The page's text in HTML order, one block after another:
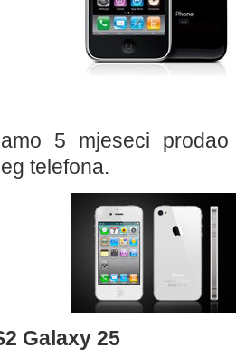
5 mjeseci prodao
telefona.
Galaxy 25